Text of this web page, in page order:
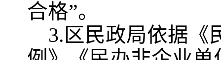
合格”。
3. 区民政局依据《